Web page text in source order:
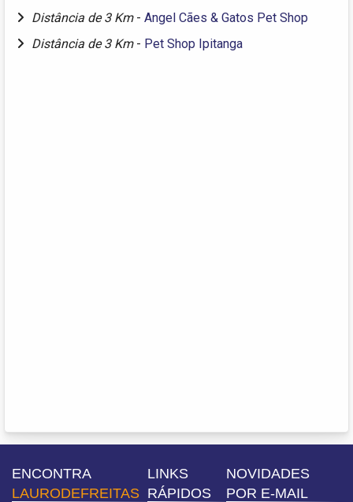
Distância de 3 Km - Angel Cães & Gatos Pet Shop
Distância de 3 Km - Pet Shop Ipitanga
ENCONTRA
LAURODEFREITAS
LINKS
RÁPIDOS
NOVIDADES
POR E-MAIL